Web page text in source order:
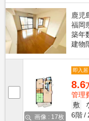
鹿児
福岡
築年
建物
画像 : 17枚
即入居
8.6
管理
敷
6階